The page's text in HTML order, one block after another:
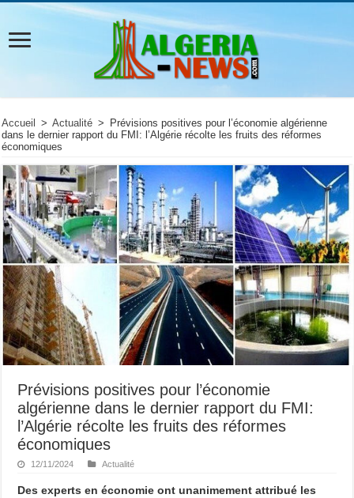
Accueil > Actualité >
Prévisions positives pour l’économie algérienne
dans le dernier rapport du FMI: l’Algérie récolte les fruits des réformes
économiques
Prévisions positives pour l’économie
algérienne dans le dernier rapport du FMI:
l’Algérie récolte les fruits des réformes
économiques
12/11/2024 Actualité
Des experts en économie ont unanimement attribué les